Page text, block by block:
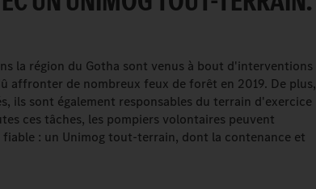
la région du Gotha sont venus à bout d'interventions
affronter de nombreux feux de forêt en 2019. De plus,
ils sont également responsables du terrain d'exercice
ces tâches, les pompiers volontaires peuvent
: un Unimog tout-terrain, dont la contenance et